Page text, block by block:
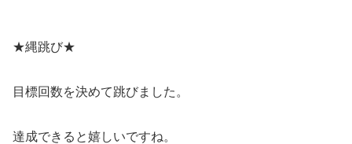
★縄跳び★
目標回数を決めて跳びました。
達成できると嬉しいですね。